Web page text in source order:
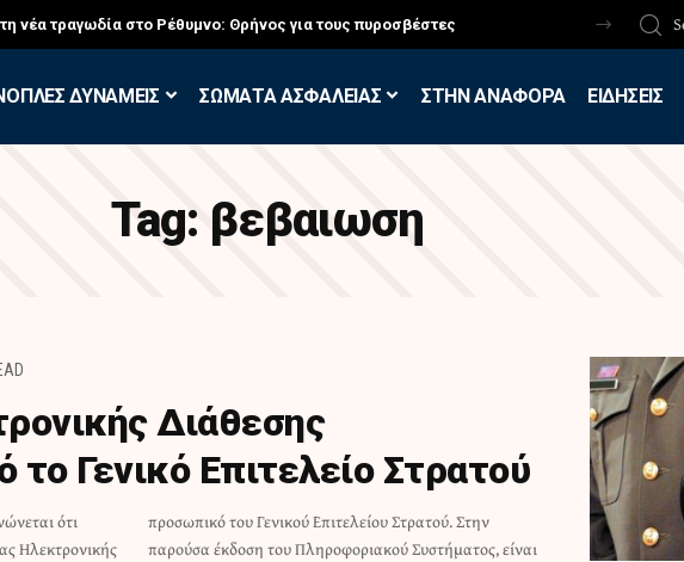
νέα τραγωδία στο Ρέθυμνο: Θρήνος για τους πυροσβέστες
ΔΥΝΑΜΕΙΣ ΣΩΜΑΤΑ ΑΣΦΑΛΕΙΑΣ ΣΤΗΝ ΑΝΑΦΟΡΑ ΕΙΔΗΣΕΙΣ
Tag: βεβαιωση
Διάθεσης
Γενικό Επιτελείο Στρατού
ότι
Ηλεκτρονικής
Στην
είναι